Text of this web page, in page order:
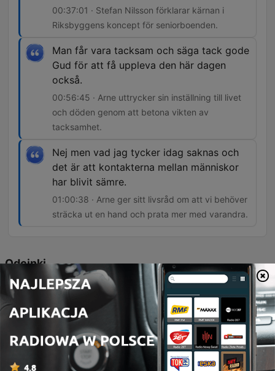
00:37:01 · Stefan Nilsson förklarar kärnan i
Riksbyggens koncept för seniorboenden.
Man får vara tacksam och säga tack gode
Gud för att få uppleva den här dagen
också.
00:56:45 · Arne uttrycker sin inställning till livet
och döden genom att betona vikten av
tacksamhet.
Nej men vad jag tycker idag saknas och
det är att kontakterna mellan människor
har blivit sämre.
01:00:38 · Arne ger sitt livsråd om att vi behöver
sträcka ut en hand och prata mer med varandra.
Odcinki
84 - 72. Arne 95 år – Om livet som gruvarbetare,
äventyret på Kebnekaise, uppväxten i
Västerbotten, att förlora sin mamma som barn och
våga ställa frågor innan det är försent.
I detta avsnitt möter vi 95-åriga Arne i Kiruna, som delar med sig av personliga minnen från sin barndom utanför Skellefteå, livet i bageriet och sin tid som närstående till hustrun Kerstin. Samtalet rör även historiska expeditioner till Kebnekaise och reflektioner kring naturens betydelse. Utöver de personliga berättelserna analyseras politiska förslag gällande pension och ekonomi för äldre i Ekonomiminuten, samt besöks Riksbyggens Bonum-koncept för seniorboenden. Avsnittet avslutas med Arnes livsråd om vikten av mänsklig kontakt och tacksamhet.
03 sie 2026